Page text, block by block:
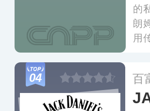
的
朗
用
04 百